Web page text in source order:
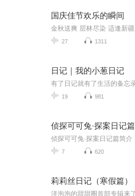
国庆佳节欢乐的瞬间
27 1311
日记｜我的小葱日记
19 981
侦探可可兔·探案日记篇
7 620
莉莉丝日记（寒假篇）